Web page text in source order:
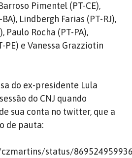
Pimentel (PT-CE),
Lindbergh Farias (PT-RJ),
Paulo Rocha (PT-PA),
PE) e Vanessa Grazziotin
do ex-presidente Lula
do CNJ quando
sua conta no twitter, que a
de pauta:
status/